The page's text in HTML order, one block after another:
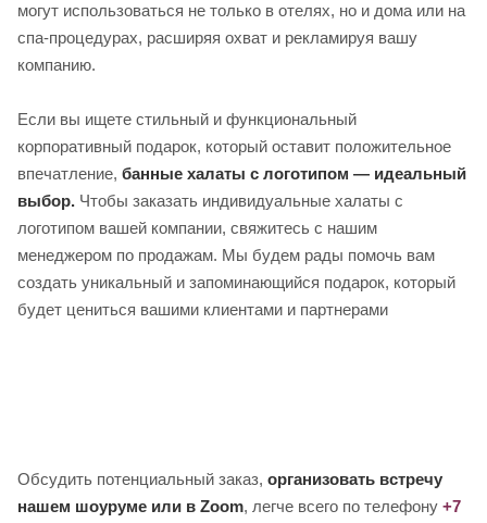
могут использоваться не только в отелях, но и дома или на
спа-процедурах, расширяя охват и рекламируя вашу
компанию.
Если вы ищете стильный и функциональный
корпоративный подарок, который оставит положительное
впечатление, банные халаты с логотипом — идеальный
выбор. Чтобы заказать индивидуальные халаты с
логотипом вашей компании, свяжитесь с нашим
менеджером по продажам. Мы будем рады помочь вам
создать уникальный и запоминающийся подарок, который
будет цениться вашими клиентами и партнерами
Обсудить потенциальный заказ, организовать встречу
нашем шоуруме или в Zoom, легче всего по телефону +7